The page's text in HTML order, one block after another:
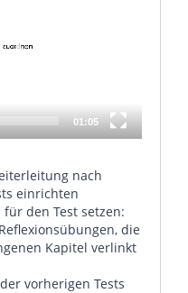
01:05
nach
einrichten
den Test setzen:
die
Kapitel verlinkt
vorherigen Tests